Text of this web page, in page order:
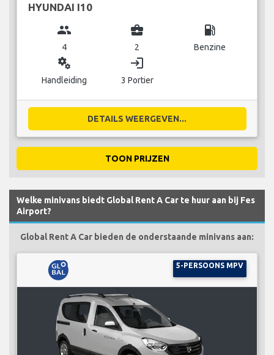
HYUNDAI I10
group
4
business_center
2
local_gas_station
Benzine
miscellaneous_services
Handleiding
login
3 Portier
DETAILS WEERGEVEN...
TOON PRIJZEN
Welke minivans biedt Global Rent A Car te huur aan bij Fes
Airport?
Global Rent A Car bieden de onderstaande minivans aan:
5-PERSOONS MPV